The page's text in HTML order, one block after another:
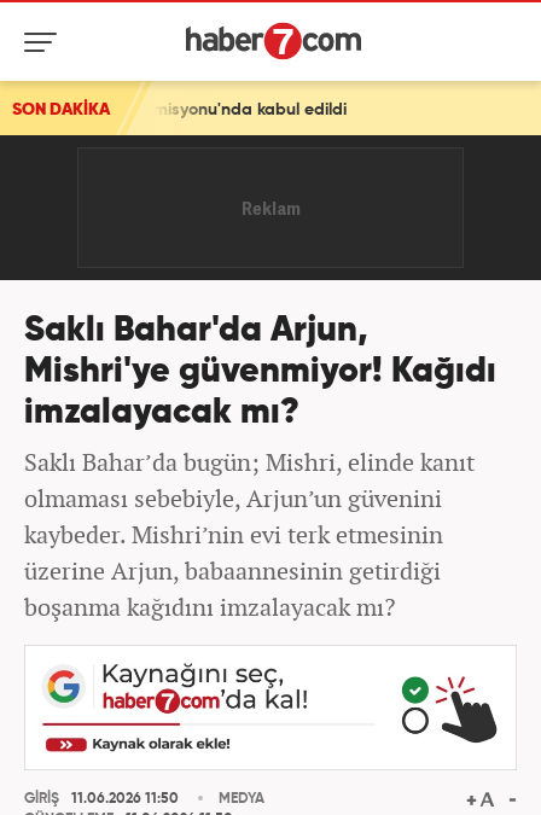
SON DAKİKA
Komisyonu'nda kabul edildi
Saklı Bahar'da Arjun,
Mishri'ye güvenmiyor! Kağıdı
imzalayacak mı?
Saklı Bahar’da bugün; Mishri, elinde kanıt
olmaması sebebiyle, Arjun’un güvenini
kaybeder. Mishri’nin evi terk etmesinin
üzerine Arjun, babaannesinin getirdiği
boşanma kağıdını imzalayacak mı?
GİRİŞ
11.06.2026 11:50
MEDYA